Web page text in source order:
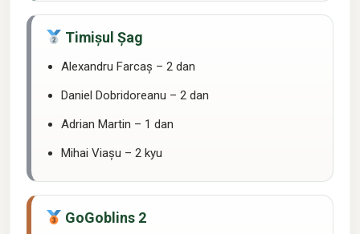
Locul II:
Timișul Șag
Alexandru Farcaș – 2 dan
Daniel Dobridoreanu – 2 dan
Adrian Martin – 1 dan
Mihai Viașu – 2 kyu
Locul III:
GoGoblins 2